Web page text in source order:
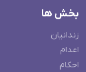
بخش ها
زندانیان
اعدام
احکام